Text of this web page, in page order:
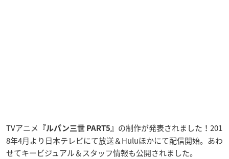
TVアニメ 『ルパン三世 PART5』 の制作が発表されました！201
8年4月より日本テレビにて放送＆Huluほかにて配信開始。あわ
せてキービジュアル＆スタッフ情報も公開されました。